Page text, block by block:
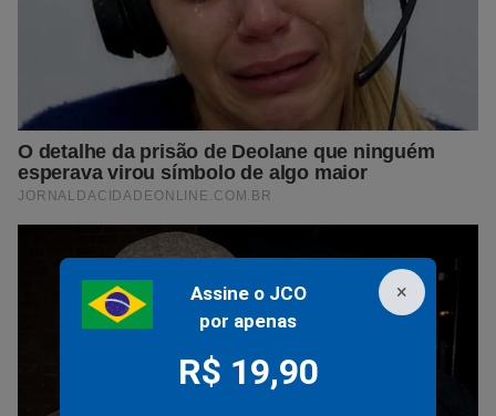
×
Assine o JCO
por apenas
R$ 19,90